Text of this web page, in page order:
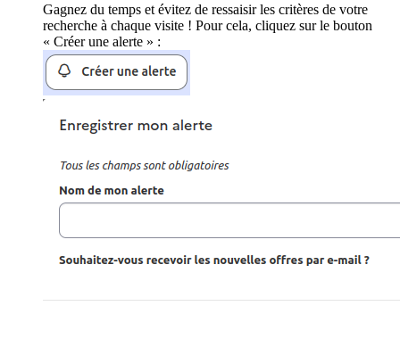
Gagnez du temps et évitez de ressaisir les critères de votre
recherche à chaque visite ! Pour cela, cliquez sur le bouton
« Créer une alerte » :